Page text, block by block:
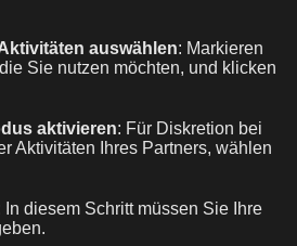
auswählen: Markieren
Sie nutzen möchten, und klicken
aktivieren: Für Diskretion bei
Aktivitäten Ihres Partners, wählen
In diesem Schritt müssen Sie Ihre